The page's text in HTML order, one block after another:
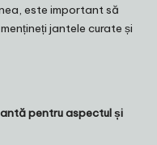
este important să
jantele curate și
pentru aspectul și